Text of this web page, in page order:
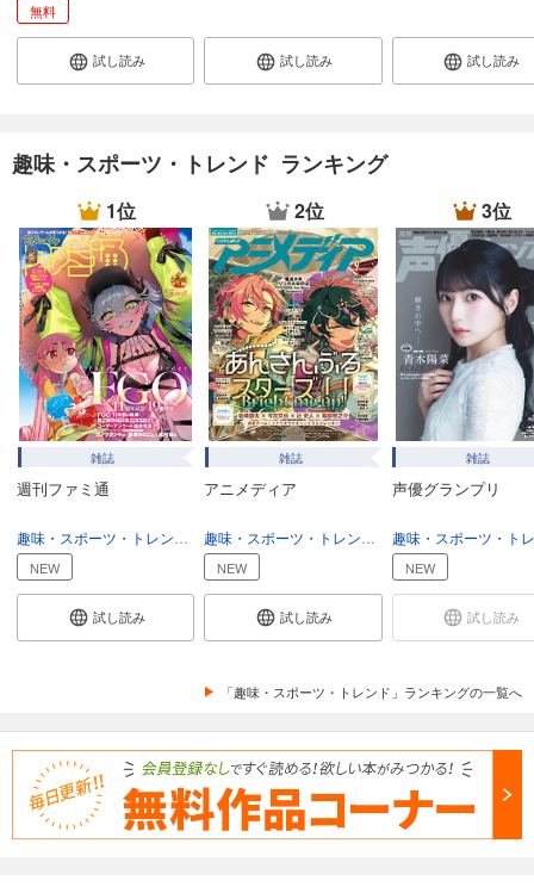
フォトコン2024年11月号
1,048円 (税込)
あらすじを表示する
フォトコン2024年10月号
1,048円 (税込)
カート
試し読み
あらすじを表示する
フォトコン2024年9月号
1,048円 (税込)
カート
試し読み
フォトコン2024年8月号
1,048円 (税込)
あらすじを表示する
フォトコン2024年7月号
1,048円 (税込)
カート
無料
試し読み 試し読み 試し読み
趣味・スポーツ・トレンド ランキング
1位
雑誌
週刊ファミ通
趣味・生活
NEW
試し読み
2位
雑誌
アニメディア
趣味・生活
NEW
試し読み
3位
雑誌
声優グランプリ
NEW
試し読み
「趣味・スポーツ・トレンド」ランキングの一覧へ